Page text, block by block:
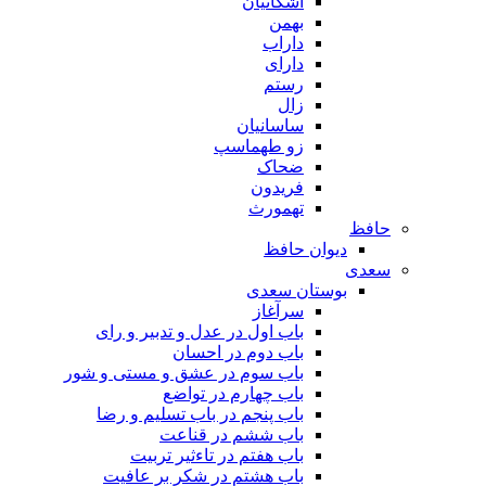
بهمن
داراب
دارای
رستم
زال
ساسانیان
زو طهماسپ‏
ضحاک
فریدون
تهمورث
حافظ
دیوان حافظ
سعدی
بوستان سعدی
سرآغاز
باب اول در عدل و تدبیر و رای
باب دوم در احسان
باب سوم در عشق و مستی و شور
باب چهارم در تواضع
باب پنجم در باب تسلیم و رضا
باب ششم در قناعت
باب هفتم در تاءثیر تربیت
باب هشتم در شکر بر عافیت